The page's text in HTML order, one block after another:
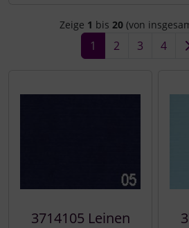
Zeige 1 bis 20(von
1 2 3 4
3714105 Leinen